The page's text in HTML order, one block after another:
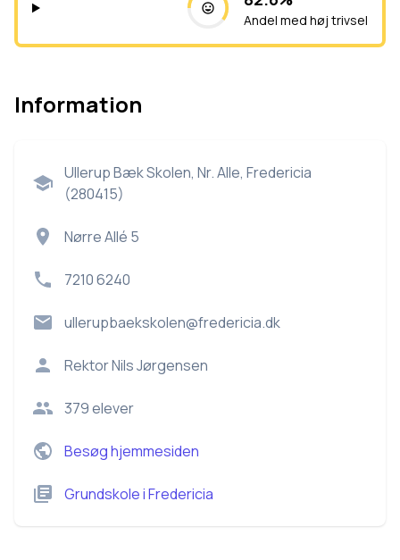
Andel med høj trivsel
Information
Ullerup Bæk Skolen, Nr. Alle, Fredericia
(280415)
Nørre Allé 5
7210 6240
ullerupbaekskolen@fredericia.dk
RektorNils Jørgensen
379elever
Besøg hjemmesiden
GrundskoleiFredericia